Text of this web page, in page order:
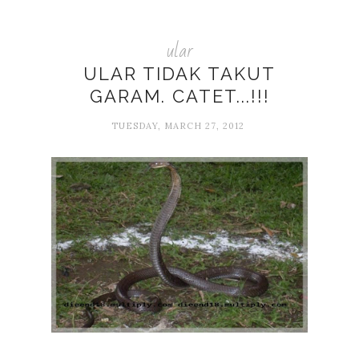
ular
ULAR TIDAK TAKUT
GARAM. CATET...!!!
TUESDAY, MARCH 27, 2012